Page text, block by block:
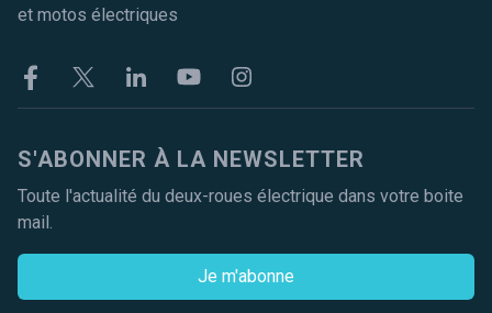
et motos électriques
FacebookTwitter LinkekinYoutubeInstagram
S'ABONNER À LA NEWSLETTER
Toute l'actualité du deux-roues électrique dans votre boite
mail.
Je m'abonne